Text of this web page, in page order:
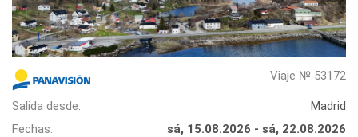
Viaje № 53172
Salida desde:
Madrid
Fechas:
sá, 15.08.2026 - sá, 22.08.2026